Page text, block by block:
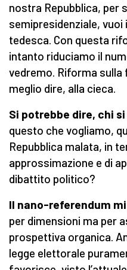
nostra Repubblica, per
semipresidenziale,
tedesca. Con questa
intanto riduciamo il
vedremo. Riforma
meglio dire, alla cieca.
Si potrebbe dire, chi
questo che vogliamo,
Repubblica malata, in
approssimazione e di
dibattito politico?
Il nano-referendum
per dimensioni ma per
prospettiva organica.
legge elettorale